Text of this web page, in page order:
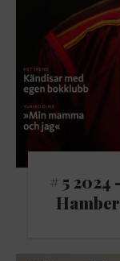
# 5 2024